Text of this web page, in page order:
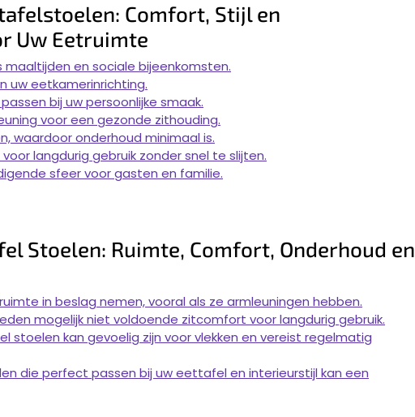
Comfort, Stijl en
Uw Eetruimte
en sociale bijeenkomsten.
uw eetkamerinrichting.
bij uw persoonlijke smaak.
voor een gezonde zithouding.
waardoor onderhoud minimaal is.
langdurig gebruik zonder snel te slijten.
sfeer voor gasten en familie.
Stoelen: Ruimte, Comfort, Onderhoud en
in beslag nemen, vooral als ze armleuningen hebben.
mogelijk niet voldoende zitcomfort voor langdurig gebruik.
stoelen kan gevoelig zijn voor vlekken en vereist regelmatig
die perfect passen bij uw eettafel en interieurstijl kan een